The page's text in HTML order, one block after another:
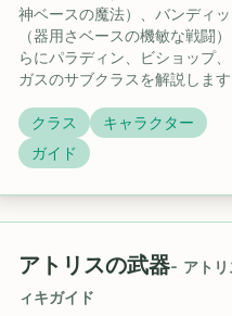
神ベースの魔法）、バンディッ
（器用さベースの機敏な戦闘
らにパラディン、ビショップ
ガスのサブクラスを解説します
クラス
キャラクター
ガイド
アトリスの武器- アト
ィキガイド